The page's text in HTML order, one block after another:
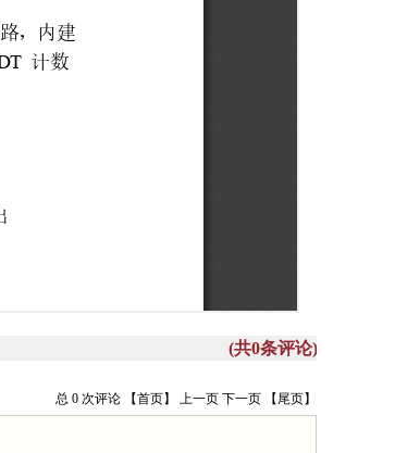
(共0条评论)
总 0 次评论
【首页】 上一页 下一页 【尾页】